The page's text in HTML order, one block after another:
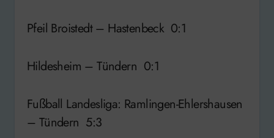
Pfeil Broistedt – Hastenbeck 0:1
Hildesheim – Tündern 0:1
Fußball Landesliga: Ramlingen-Ehlershausen
– Tündern 5:3